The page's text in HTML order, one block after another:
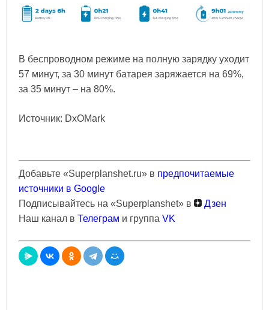
В беспроводном режиме на полную зарядку уходит
57 минут, за 30 минут батарея заряжается на 69%,
за 35 минут – на 80%.
Источник: DxOMark
Добавьте «Superplanshet.ru» в предпочитаемые
источники в Google
Подписывайтесь на «Superplanshet» в
Дзен
Наш канал в Телеграм и группа VK